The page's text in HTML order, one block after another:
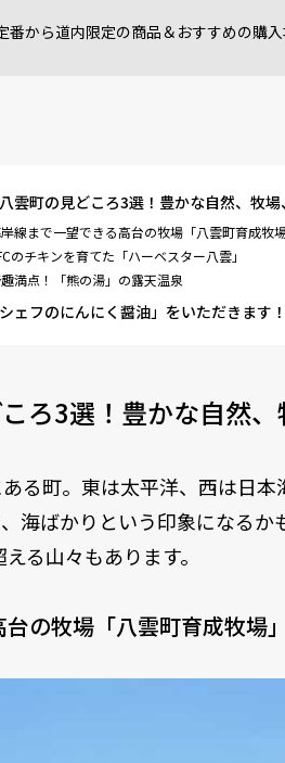
番から道内限定の商品＆おすすめの購入
雲町の見どころ3選！豊かな自然、牧場
線まで一望できる高台の牧場「八雲町育成牧場
のチキンを育てた「ハーベスター八雲」
満点！「熊の湯」の露天温泉
シェフのにんにく醤油」をいただきます！
ろ3選！豊かな自然、
る町。東は太平洋、西は日
海ばかりという印象になるか
る山々もあります。
の牧場「八雲町育成牧場」